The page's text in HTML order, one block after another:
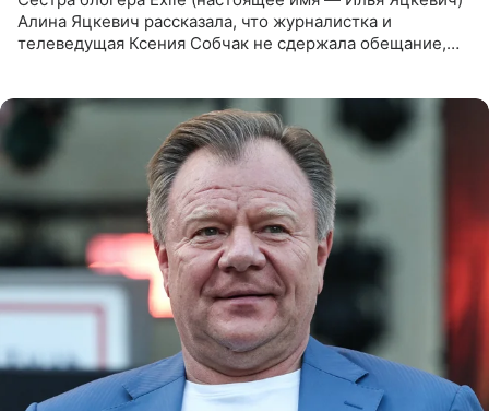
Алина Яцкевич рассказала, что журналистка и
телеведущая Ксения Собчак не сдержала обещание,